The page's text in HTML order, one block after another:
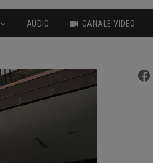
AUDIO CANALE VIDEO